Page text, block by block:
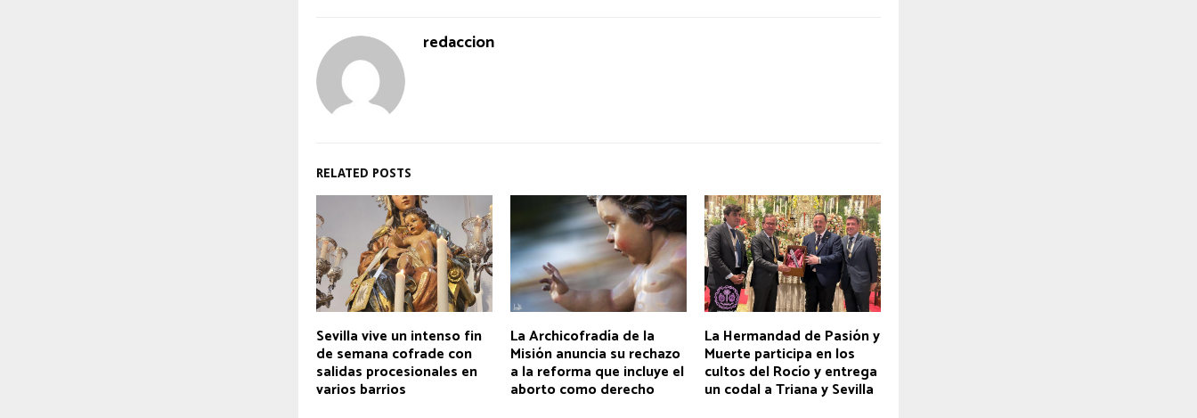
redaccion
RELATED POSTS
Sevilla vive un intenso fin
de semana cofrade con
salidas procesionales en
varios barrios
La Archicofradía de la
Misión anuncia su rechazo
a la reforma que incluye el
aborto como derecho
La Hermandad de Pasión y
Muerte participa en los
cultos del Rocío y entrega
un codal a Triana y Sevilla